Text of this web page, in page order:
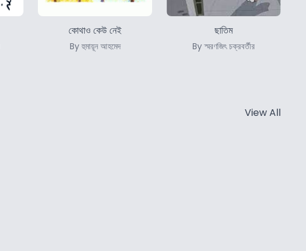
কোথাও কেউ নেই
By হুমায়ূন আহমেদ
ছাতিম
By স্মরণজিৎ চক্রবর্তীর
View All